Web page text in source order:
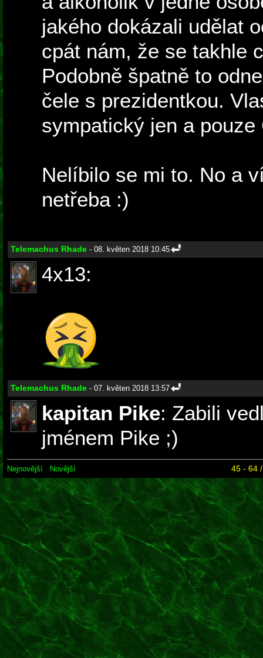
jakého dokázali udělat
cpát nám, že se takhle
Podobně špatně to
čele s prezidentkou.
sympatický jen a pouze
Nelíbilo se mi to. No a
netřeba :)
Telemachus Rhade - 08. květen 2018 10:45
4x13:
Telemachus Rhade - 07. květen 2018 13:57
kapitan Pike: Zabili
jménem Pike ;)
Nejnovější Novější 45 - 64